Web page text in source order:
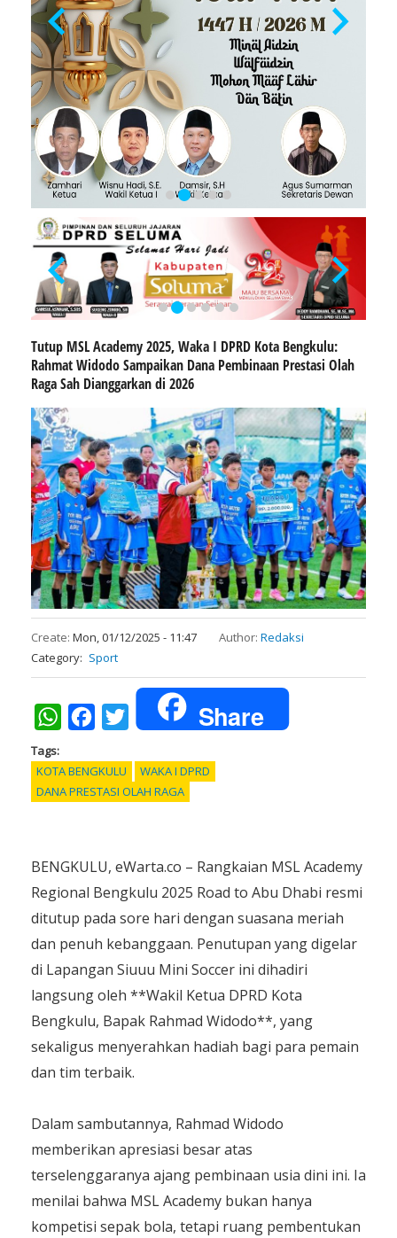
Tutup MSL Academy 2025, Waka I DPRD Kota Bengkulu:
Rahmat Widodo Sampaikan Dana Pembinaan Prestasi Olah
Raga Sah Dianggarkan di 2026
Create: Mon, 01/12/2025 - 11:47 Author: Redaksi
Category
Sport
WhatsAppFacebookTwitter Share
Tags
KOTA BENGKULU
WAKA I DPRD
DANA PRESTASI OLAH RAGA
BENGKULU, eWarta.co – Rangkaian MSL Academy
Regional Bengkulu 2025 Road to Abu Dhabi resmi
ditutup pada sore hari dengan suasana meriah
dan penuh kebanggaan. Penutupan yang digelar
di Lapangan Siuuu Mini Soccer ini dihadiri
langsung oleh **Wakil Ketua DPRD Kota
Bengkulu, Bapak Rahmad Widodo**, yang
sekaligus menyerahkan hadiah bagi para pemain
dan tim terbaik.
Dalam sambutannya, Rahmad Widodo
memberikan apresiasi besar atas
terselenggaranya ajang pembinaan usia dini ini. Ia
menilai bahwa MSL Academy bukan hanya
kompetisi sepak bola, tetapi ruang pembentukan